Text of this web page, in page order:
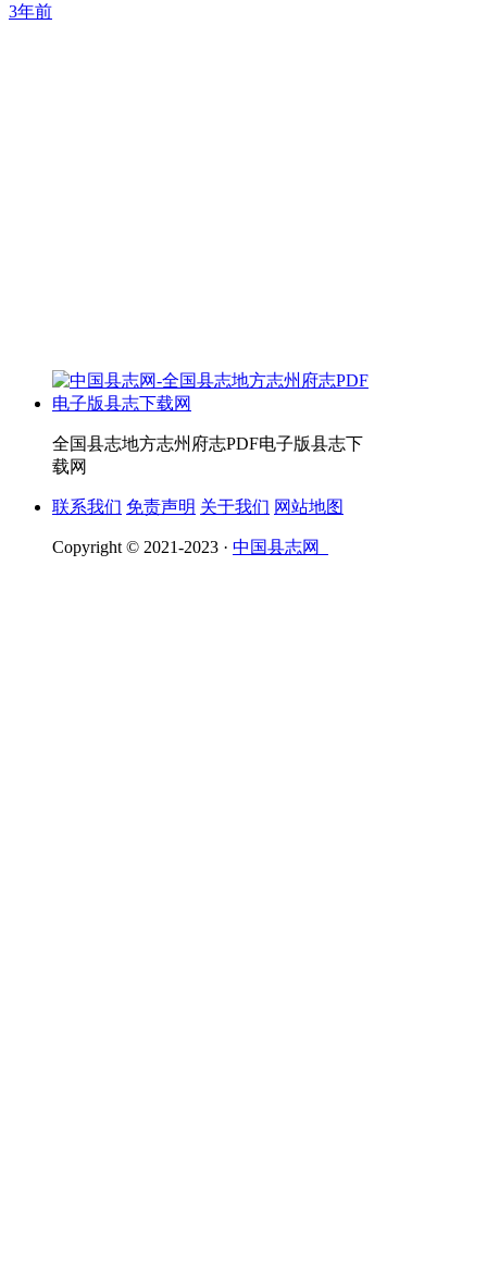
3年前
全国县志地方志州府志PDF电子版县志下
载网
联系我们 免责声明 关于我们 网站地图
Copyright © 2021-2023 · 中国县志网